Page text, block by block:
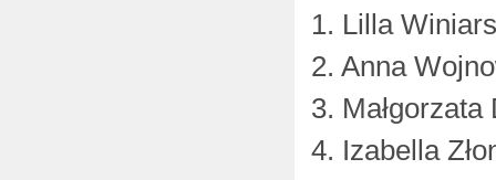
1. Lilla
2. Anna
3. Małgorzata
4. Izabella